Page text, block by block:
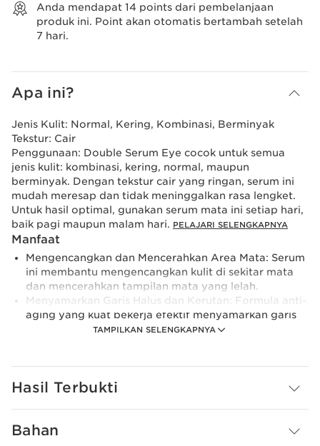
Anda mendapat 14 points dari pembelanjaan
produk ini. Point akan otomatis bertambah setelah
7 hari.
Apa ini?
TAMPILKAN SELENGKAPNYA
Jenis Kulit: Normal, Kering, Kombinasi, Berminyak
Tekstur: Cair
Penggunaan: Double Serum Eye cocok untuk semua
jenis kulit: kombinasi, kering, normal, maupun
berminyak. Dengan tekstur cair yang ringan, serum ini
mudah meresap dan tidak meninggalkan rasa lengket.
Untuk hasil optimal, gunakan serum mata ini setiap hari,
baik pagi maupun malam hari. PELAJARI SELENGKAPNYA
Manfaat
Mengencangkan dan Mencerahkan Area Mata: Serum
ini membantu mengencangkan kulit di sekitar mata
dan mencerahkan tampilan mata yang lelah.
Menyamarkan Garis Halus dan Kerutan: Formula anti-
aging yang kuat bekerja efektif menyamarkan garis
halus dan kerutan di area mata.
yang lebih segar dan muda.
menjadi lebih sehat dan revitalisasi.
Hasil Terbukti
Bahan